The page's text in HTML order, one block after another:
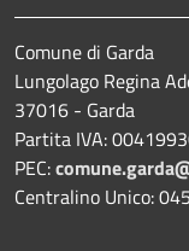
Comune di Garda
Lungolago Regina
37016 - Garda
Partita IVA:
PEC:
Centralino Unico: